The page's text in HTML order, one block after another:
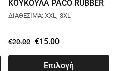
ΚΟΥΚΟΥΛΑ PACO RUBBER
HOODIE ΦΥΣΤΙΚΙ 2481070
ΔΙΑΘΕΣΙΜΑ: XXL, 3XL
€20.00 €15.00
Επιλογή